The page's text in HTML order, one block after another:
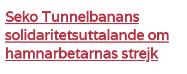
Seko Tunnelbanans
solidaritetsuttalande om
hamnarbetarnas strejk